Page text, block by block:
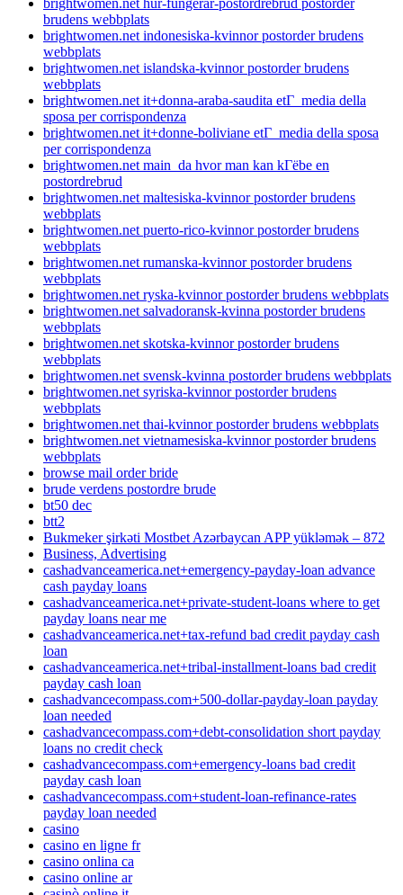
brightwomen.net hur-fungerar-postordrebrud postorder
brudens webbplats
brightwomen.net indonesiska-kvinnor postorder brudens
webbplats
brightwomen.net islandska-kvinnor postorder brudens
webbplats
brightwomen.net it+donna-araba-saudita etГ media della
sposa per corrispondenza
brightwomen.net it+donne-boliviane etГ media della sposa
per corrispondenza
brightwomen.net main_da hvor man kan kГёbe en
postordrebrud
brightwomen.net maltesiska-kvinnor postorder brudens
webbplats
brightwomen.net puerto-rico-kvinnor postorder brudens
webbplats
brightwomen.net rumanska-kvinnor postorder brudens
webbplats
brightwomen.net ryska-kvinnor postorder brudens webbplats
brightwomen.net salvadoransk-kvinna postorder brudens
webbplats
brightwomen.net skotska-kvinnor postorder brudens
webbplats
brightwomen.net svensk-kvinna postorder brudens webbplats
brightwomen.net syriska-kvinnor postorder brudens
webbplats
brightwomen.net thai-kvinnor postorder brudens webbplats
brightwomen.net vietnamesiska-kvinnor postorder brudens
webbplats
browse mail order bride
brude verdens postordre brude
bt50 dec
btt2
Bukmeker şirkəti Mostbet Azərbaycan APP yükləmək – 872
Business, Advertising
cashadvanceamerica.net+emergency-payday-loan advance
cash payday loans
cashadvanceamerica.net+private-student-loans where to get
payday loans near me
cashadvanceamerica.net+tax-refund bad credit payday cash
loan
cashadvanceamerica.net+tribal-installment-loans bad credit
payday cash loan
cashadvancecompass.com+500-dollar-payday-loan payday
loan needed
cashadvancecompass.com+debt-consolidation short payday
loans no credit check
cashadvancecompass.com+emergency-loans bad credit
payday cash loan
cashadvancecompass.com+student-loan-refinance-rates
payday loan needed
casino
casino en ligne fr
casino onlina ca
casino online ar